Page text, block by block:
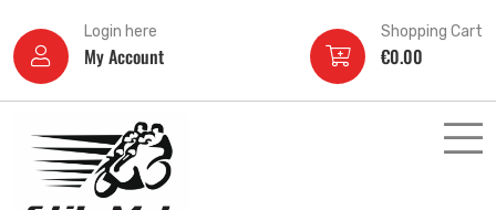
Login here
My Account
Shopping Cart
€0.00